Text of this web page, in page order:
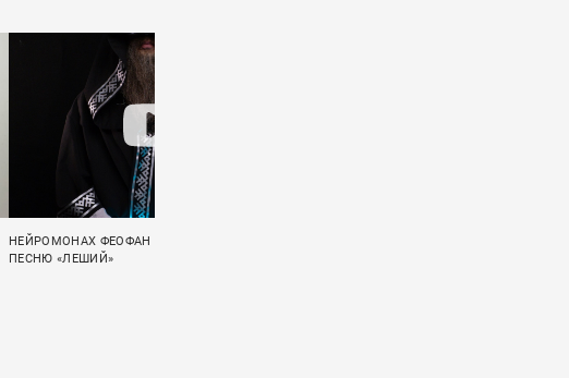
НЕЙРОМОНАХ ФЕОФАН ЭКРАНИЗИРОВАЛ
ПЕСНЮ «ЛЕШИЙ»